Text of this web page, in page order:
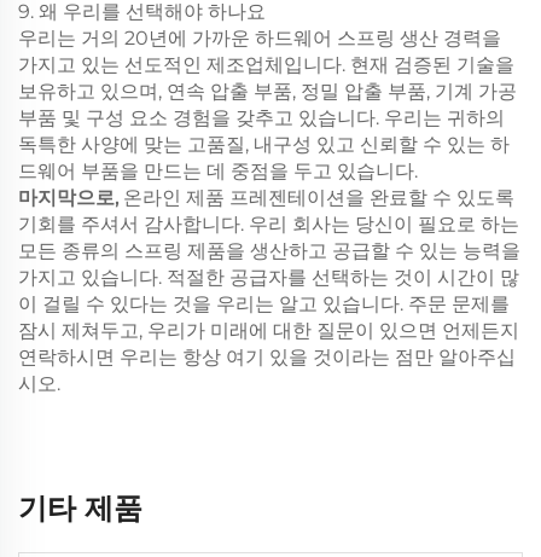
9. 왜 우리를 선택해야 하나요
우리는 거의 20년에 가까운 하드웨어 스프링 생산 경력을
가지고 있는 선도적인 제조업체입니다. 현재 검증된 기술을
보유하고 있으며, 연속 압출 부품, 정밀 압출 부품, 기계 가공
부품 및 구성 요소 경험을 갖추고 있습니다. 우리는 귀하의
독특한 사양에 맞는 고품질, 내구성 있고 신뢰할 수 있는 하
드웨어 부품을 만드는 데 중점을 두고 있습니다.
마지막으로, 온라인 제품 프레젠테이션을 완료할 수 있도록
기회를 주셔서 감사합니다. 우리 회사는 당신이 필요로 하는
모든 종류의 스프링 제품을 생산하고 공급할 수 있는 능력을
가지고 있습니다. 적절한 공급자를 선택하는 것이 시간이 많
이 걸릴 수 있다는 것을 우리는 알고 있습니다. 주문 문제를
잠시 제쳐두고, 우리가 미래에 대한 질문이 있으면 언제든지
연락하시면 우리는 항상 여기 있을 것이라는 점만 알아주십
시오.
기타 제품